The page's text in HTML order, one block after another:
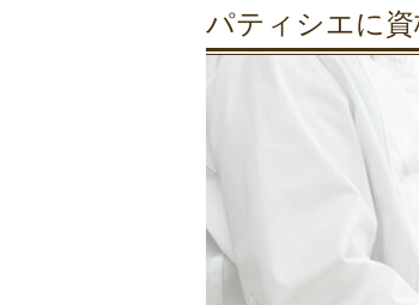
パティシエに資